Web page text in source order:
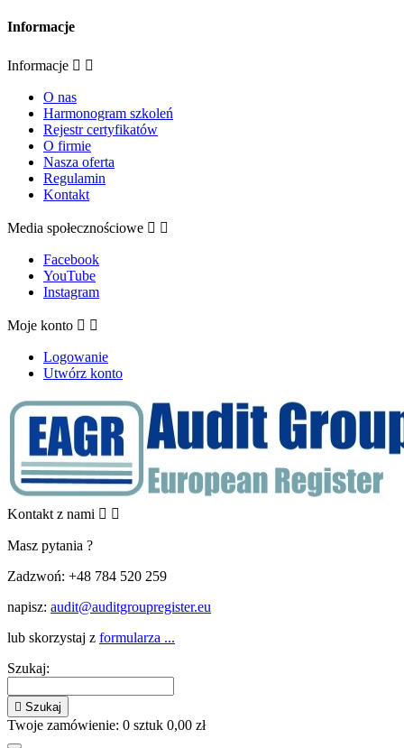
Informacje
Informacje  
O nas
Harmonogram szkoleń
Rejestr certyfikatów
O firmie
Nasza oferta
Regulamin
Kontakt
Media społecznościowe  
Facebook
YouTube
Instagram
Moje konto  
Logowanie
Utwórz konto
Kontakt z nami  
Masz pytania ?
Zadzwoń: +48 784 520 259
napisz: audit@auditgroupregister.eu
lub skorzystaj z formularza ...
Szukaj:
 Szukaj
Twoje zamówienie: 0 sztuk 0,00 zł